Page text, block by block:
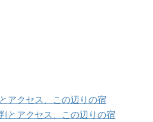
アクセス、この辺りの宿
とアクセス、この辺りの宿